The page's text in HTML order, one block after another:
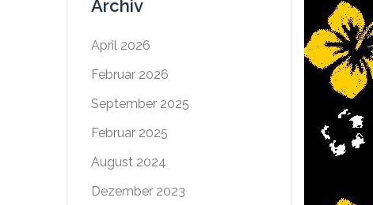
Archiv
April 2026
Februar 2026
September 2025
Februar 2025
August 2024
Dezember 2023